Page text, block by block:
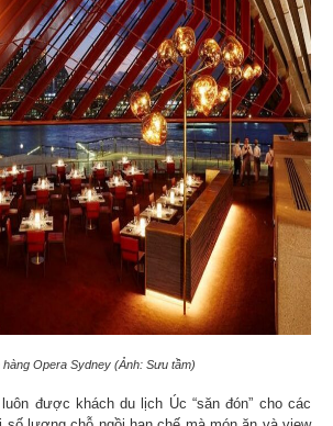
hàng Opera Sydney (Ảnh: Sưu tầm)
được khách du lịch Úc “săn đón” cho các